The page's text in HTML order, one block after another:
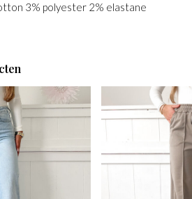
3% polyester 2% elastane